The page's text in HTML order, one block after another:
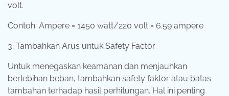
volt.
Contoh: Ampere = 1450 watt/220 volt = 6.59 ampere
3. Tambahkan Arus untuk Safety Factor
Untuk menegaskan keamanan dan menjauhkan
berlebihan beban, tambahkan safety faktor atau batas
tambahan terhadap hasil perhitungan. Hal ini penting